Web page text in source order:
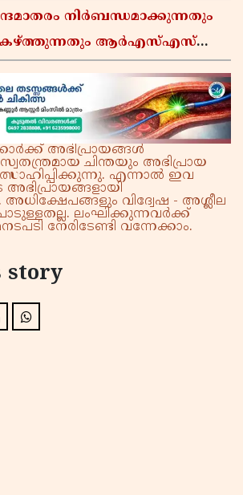
നിർബന്ധമാക്കുന്നതും
ആർഎസ്എസ്
അഭിപ്രായങ്ങൾ
ചിന്തയും അഭിപ്രായ
എന്നാൽ ഇവ
വിദ്വേഷ - അശ്ലീല
ലംഘിക്കുന്നവർക്ക്
നേരിടേണ്ടി വന്നേക്കാം.
story